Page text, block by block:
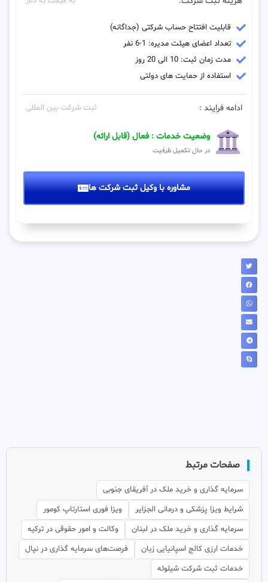
قابلیت افتتاح حساب شرکتی (جداگانه)
تعداد اعضای هیئت مدیره: 1-6 نفر
مدت زمان ثبت: 10 الی 20 روز
استفاده از حمایت های دولتی
ادامه فرایند : ثبت شرکت بین المللی
وضعیت خدمات : فعال (قابل ارائه)
در حال تکمیل ظرفیت
مشاوره با وکیل ثبت شرکت ها
صفحات مرتبط
سرمایه گذاری و خرید ملک در آفریقای جنوبی
شرایط ویزا پزشکی و درمانی الجزایر
ویزا فوری استارتاپ کومور
سرمایه گذاری و خرید ملک در لبنان
وکالت و امور حقوقی در ترکیه
خدمات ارزی کالج اسپانیایی زبان
فرصت‌های سرمایه گذاری در نپال
خدمات ثبت شرکت شیلوئه